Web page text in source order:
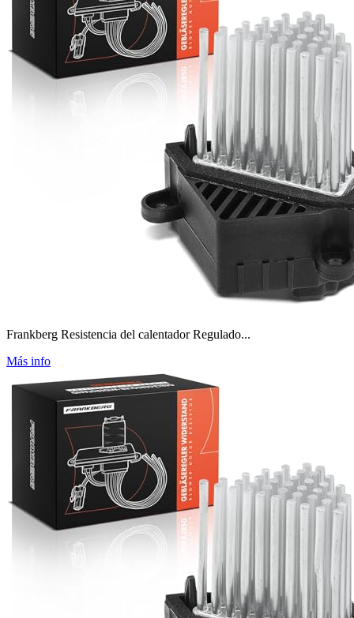
Frankberg Resistencia del calentador Regulado...
Más info